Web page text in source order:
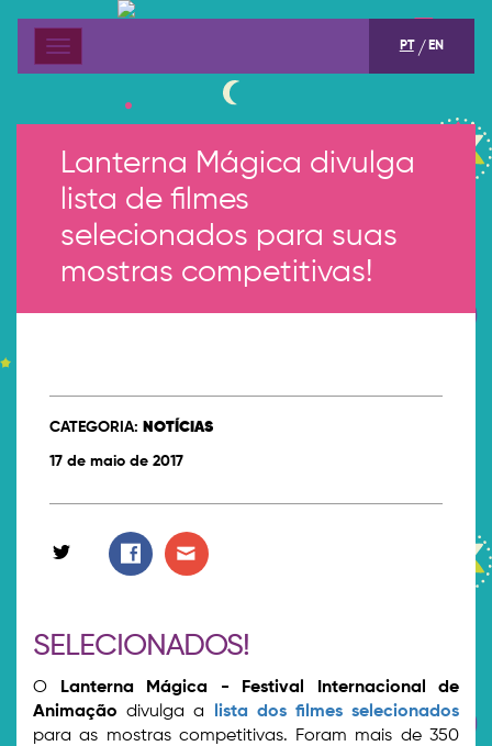
Menu PT EN
Lanterna Mágica divulga
lista de filmes
selecionados para suas
mostras competitivas!
CATEGORIA: NOTÍCIAS
17 de maio de 2017
SELECIONADOS!
O
Lanterna Mágica - Festival Internacional de
Animação divulga a
lista dos filmes selecionados
para as mostras competitivas. Foram mais de 350